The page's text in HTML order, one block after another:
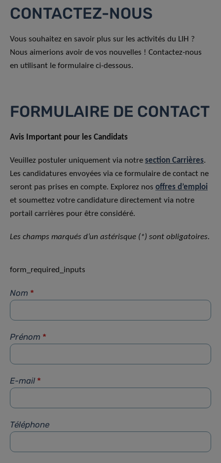
CONTACTEZ-NOUS
Vous souhaitez en savoir plus sur les activités du LIH ?
Nous aimerions avoir de vos nouvelles ! Contactez-nous
en utilisant le formulaire ci-dessous.
FORMULAIRE DE CONTACT
Avis Important pour les Candidats
Veuillez postuler uniquement via notre section Carrières.
Les candidatures envoyées via ce formulaire de contact ne
seront pas prises en compte. Explorez nos offres d’emploi
et soumettez votre candidature directement via notre
portail carrières pour être considéré.
Les champs marqués d’un astérisque (*) sont obligatoires.
form_required_inputs
Nom *
Prénom *
E-mail *
Téléphone